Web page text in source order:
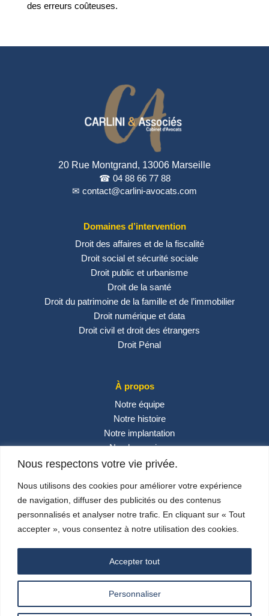
Nous respectons votre vie privée.
Nous utilisons des cookies pour améliorer votre expérience
de navigation, diffuser des publicités ou des contenus
personnalisés et analyser notre trafic. En cliquant sur « Tout
accepter », vous consentez à notre utilisation des cookies.
Personnaliser
Accepter tout
des erreurs coûteuses.
20 Rue Montgrand, 13006 Marseille
☎ 04 88 66 77 88
✉ contact@carlini-avocats.com
Domaines d’intervention
Droit des affaires et de la fiscalité
Droit social et sécurité sociale
Droit public et urbanisme
Droit de la santé
Droit du patrimoine de la famille et de l’immobilier
Droit numérique et data
Droit civil et droit des étrangers
Droit Pénal
À propos
Notre équipe
Notre histoire
Notre implantation
Nos honoraires
Contactez-nous
Réseaux sociaux
Carlini & Associés
SUNSAV–Mentions Légales–Politique de